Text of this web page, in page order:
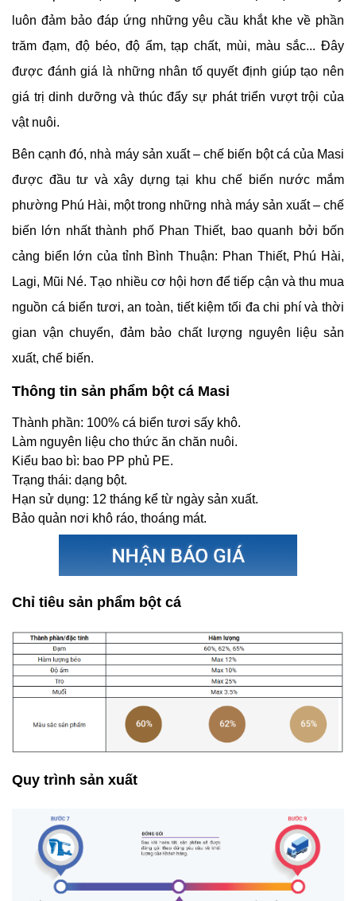
luôn đảm bảo đáp ứng những yêu cầu khắt khe về phần
trăm đạm, độ béo, độ ẩm, tạp chất, mùi, màu sắc... Đây
được đánh giá là những nhân tố quyết định giúp tạo nên
giá trị dinh dưỡng và thúc đẩy sự phát triển vượt trội của
vật nuôi.
Bên cạnh đó, nhà máy sản xuất – chế biến bột cá của Masi
được đầu tư và xây dựng tại khu chế biến nước mắm
phường Phú Hài, một trong những nhà máy sản xuất – chế
biến lớn nhất thành phố Phan Thiết, bao quanh bởi bốn
cảng biển lớn của tỉnh Bình Thuận: Phan Thiết, Phú Hài,
Lagi, Mũi Né. Tạo nhiều cơ hội hơn để tiếp cận và thu mua
nguồn cá biển tươi, an toàn, tiết kiệm tối đa chi phí và thời
gian vận chuyển, đảm bảo chất lượng nguyên liệu sản
xuất, chế biến.
Thông tin sản phẩm bột cá Masi
Thành phần: 100% cá biển tươi sấy khô.
Làm nguyên liệu cho thức ăn chăn nuôi.
Kiểu bao bì: bao PP phủ PE.
Trạng thái: dạng bột.
Hạn sử dụng: 12 tháng kể từ ngày sản xuất.
Bảo quản nơi khô ráo, thoáng mát.
Chỉ tiêu sản phẩm bột cá
Quy trình sản xuất